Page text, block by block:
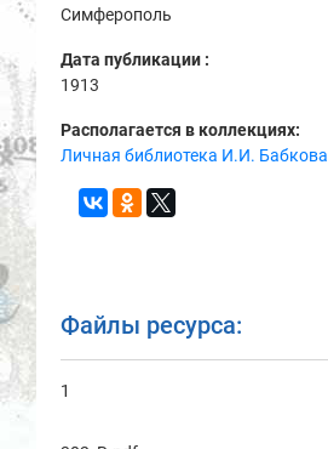
Симферополь
Дата публикации :
1913
Располагается в коллекциях:
Личная библиотека И.И. Бабкова
Файлы ресурса:
1